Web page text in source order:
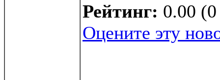
Рейтинг: 0.00
Оцените эту